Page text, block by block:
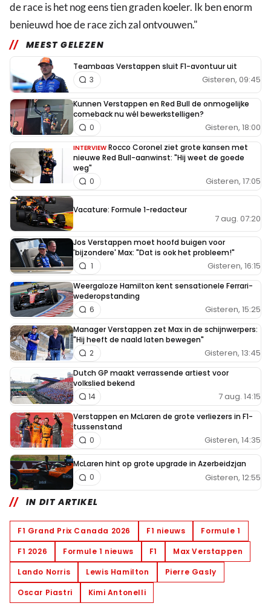
de race is het nog eens tien graden koeler. Ik ben enorm
benieuwd hoe de race zich zal ontvouwen."
MEEST GELEZEN
Teambaas Verstappen sluit F1-avontuur uit
Gisteren, 09:45
3
Kunnen Verstappen en Red Bull de onmogelijke
comeback nu wél bewerkstelligen?
Gisteren, 18:00
0
INTERVIEW Rocco Coronel ziet grote kansen met
nieuwe Red Bull-aanwinst: "Hij weet de goede
weg"
Gisteren, 17:05
0
Vacature: Formule 1-redacteur
7 aug. 07:20
Jos Verstappen moet hoofd buigen voor
'bijzondere' Max: "Dat is ook het probleem!"
Gisteren, 16:15
1
Weergaloze Hamilton kent sensationele Ferrari-
wederopstanding
Gisteren, 15:25
6
Manager Verstappen zet Max in de schijnwerpers:
"Hij heeft de naald laten bewegen"
Gisteren, 13:45
2
Dutch GP maakt verrassende artiest voor
volkslied bekend
7 aug. 14:15
14
Verstappen en McLaren de grote verliezers in F1-
tussenstand
Gisteren, 14:35
0
McLaren hint op grote upgrade in Azerbeidzjan
Gisteren, 12:55
0
IN DIT ARTIKEL
F1 Grand Prix Canada 2026 F1 nieuws
Formule 1
F1 2026
Formule 1 nieuws F1
Max Verstappen
Lando Norris
Lewis Hamilton
Pierre Gasly
Oscar Piastri
Kimi Antonelli